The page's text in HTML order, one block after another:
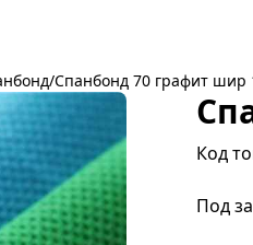
/Спанбонд 70 графит шир
Код
Под